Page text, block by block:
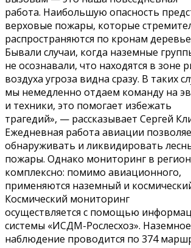
работа. Наибольшую опасность
верховые пожары, которые
распространяются по кронам
Бывали случаи, когда наземные
не осознавали, что находятся в зоне
воздуха угроза видна сразу. В таких
мы немедленно отдаем команду на
и техники, это помогает избежать
трагедий», — рассказывает Сергей
Ежедневная работа авиации
обнаруживать и ликвидировать
пожары. Однако мониторинг в
комплексно: помимо авиационного,
применяются наземный и
Космический мониторинг
осуществляется с помощью
системы «ИСДМ-Рослесхоз». Наземное
наблюдение проводится по 374